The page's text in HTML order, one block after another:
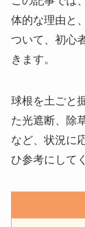
体的な理由と
ついて、初心
きます。
球根を土ごと
た光遮断、除
など、状況に
ひ参考にして